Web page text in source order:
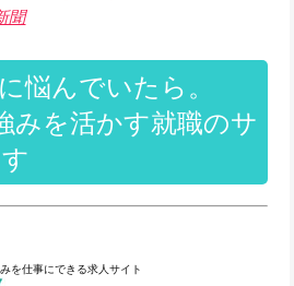
聞
悩んでいたら。
みを活かす就職のサ
を仕事にできる求人サイト